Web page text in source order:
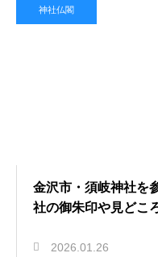
神社仏閣
金沢市・須岐神社を
社の御朱印や見どこ
2026.01.26